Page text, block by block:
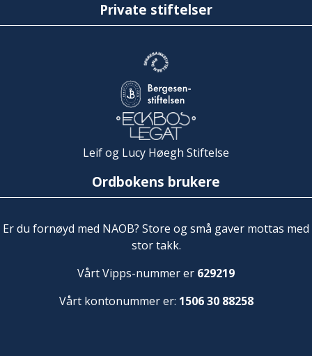
Private stiftelser
Leif og Lucy Høegh Stiftelse
Ordbokens brukere
Er du fornøyd med NAOB? Store og små gaver mottas med
stor takk.
Vårt Vipps-nummer er 629219
Vårt kontonummer er: 1506 30 88258